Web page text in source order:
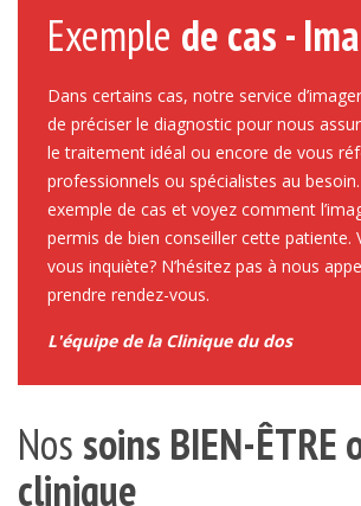
Exemple de cas -
Dans certains cas, notre service
de préciser le diagnostic pour nous
le traitement idéal ou encore de vous
professionnels ou spécialistes au
exemple de cas et voyez comment
permis de bien conseiller cette patiente.
vous inquiète? N’hésitez pas à nous
prendre rendez-vous.
L'équipe de la Clinique du dos
Nos soins BIEN-
clinique